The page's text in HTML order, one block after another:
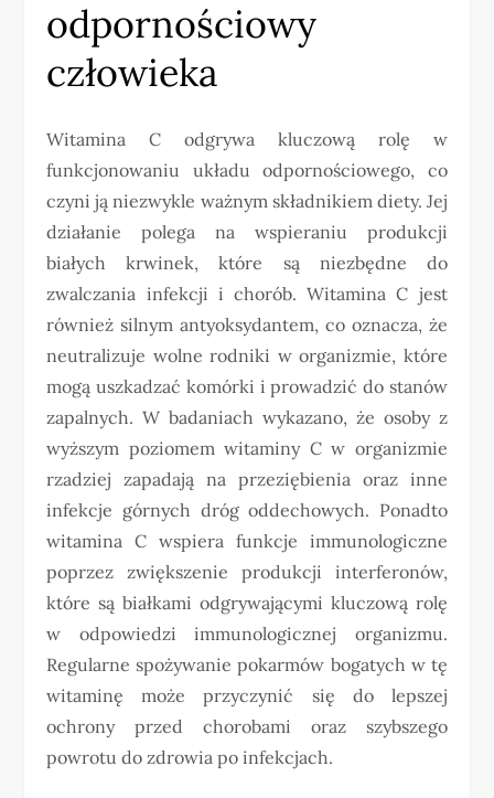
odpornościowy
człowieka
Witamina C odgrywa kluczową rolę w
funkcjonowaniu układu odpornościowego, co
czyni ją niezwykle ważnym składnikiem diety. Jej
działanie polega na wspieraniu produkcji
białych krwinek, które są niezbędne do
zwalczania infekcji i chorób. Witamina C jest
również silnym antyoksydantem, co oznacza, że
neutralizuje wolne rodniki w organizmie, które
mogą uszkadzać komórki i prowadzić do stanów
zapalnych. W badaniach wykazano, że osoby z
wyższym poziomem witaminy C w organizmie
rzadziej zapadają na przeziębienia oraz inne
infekcje górnych dróg oddechowych. Ponadto
witamina C wspiera funkcje immunologiczne
poprzez zwiększenie produkcji interferonów,
które są białkami odgrywającymi kluczową rolę
w odpowiedzi immunologicznej organizmu.
Regularne spożywanie pokarmów bogatych w tę
witaminę może przyczynić się do lepszej
ochrony przed chorobami oraz szybszego
powrotu do zdrowia po infekcjach.